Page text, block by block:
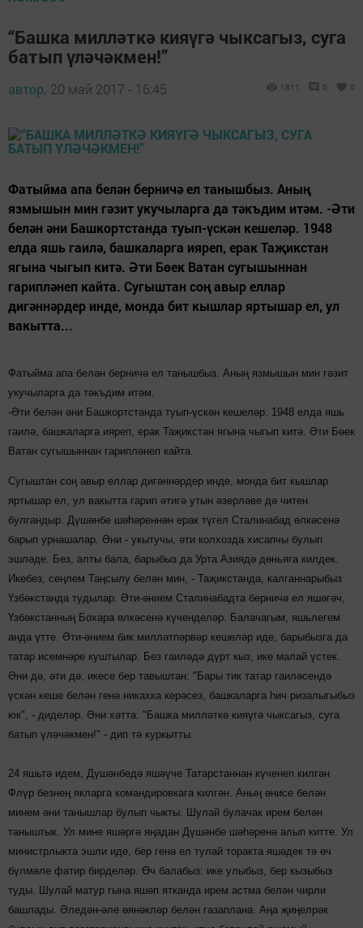
“Башка милләткә кияүгә чыксагыз, суга
батып үләчәкмен!”
автор, 20 май 2017 - 16:45 1811 0 0
Фатыйма апа белән берничә ел танышбыз. Аның
язмышын мин гәзит укучыларга да тәкъдим итәм. -Әти
белән әни Башкортстанда туып-үскән кешеләр. 1948
елда яшь гаилә, башкаларга ияреп, ерак Таҗикстан
ягына чыгып китә. Әти Бөек Ватан сугышыннан
гарипләнеп кайта. Сугыштан соң авыр еллар
дигәннәрдер инде, монда бит кышлар яртышар ел, ул
вакытта...
Фатыйма апа белән берничә ел танышбыз. Аның язмышын мин гәзит
укучыларга да тәкъдим итәм.
-Әти белән әни Башкортстанда туып-үскән кешеләр. 1948 елда яшь
гаилә, башкаларга ияреп, ерак Таҗикстан ягына чыгып китә. Әти Бөек
Ватан сугышыннан гарипләнеп кайта.
Сугыштан соң авыр еллар дигәннәрдер инде, монда бит кышлар
яртышар ел, ул вакытта гарип әтигә утын әзерләве дә читен
булгандыр. Дүшәнбе шәһәреннән ерак түгел Сталинабад өлкәсенә
барып урнашалар. Әни - укытучы, әти колхозда хисапчы булып
эшләде. Без, алты бала, барыбыз да Урта Азиядә дөньяга килдек.
Икебез, сеңлем Таңсылу белән мин, - Таҗикстанда, калганнарыбыз
Үзбәкстанда тудылар. Әти-әнием Сталинабадта берничә ел яшәгәч,
Үзбәкстанның Бохара өлкәсенә күченделәр. Балачагым, яшьлегем
анда үтте. Әти-әнием бик милләтпәрвәр кешеләр иде, барыбызга да
татар исемнәре куштылар. Без гаиләдә дүрт кыз, ике малай үстек.
Әни дә, әти дә, икесе бер тавыштан: "Бары тик татар гаиләсендә
үскән кеше белән генә никахка керәсез, башкаларга һич ризалыгыбыз
юк", - диделәр. Әни хәтта: "Башка милләткә кияүгә чыксагыз, суга
батып үләчәкмен!" - дип тә куркытты.
24 яшьтә идем, Дүшәнбедә яшәүче Татарстаннан күченеп килгән
Флүр безнең якларга командировкага килгән. Аның әнисе белән
минем әни танышлар булып чыкты. Шулай булачак ирем белән
таныштык. Ул мине яшәргә яңадан Дүшәнбе шәһәренә алып китте. Ул
министрлыкта эшли иде, бер генә ел тулай торакта яшәдек тә өч
бүлмәле фатир бирделәр. Өч балабыз: ике улыбыз, бер кызыбыз
туды. Шулай матур гына яшәп ятканда ирем астма белән чирли
башлады. Әледән-әле өянәкләр белән газаплана. Аңа җиңелрәк